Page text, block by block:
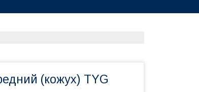
(кожух) TYG